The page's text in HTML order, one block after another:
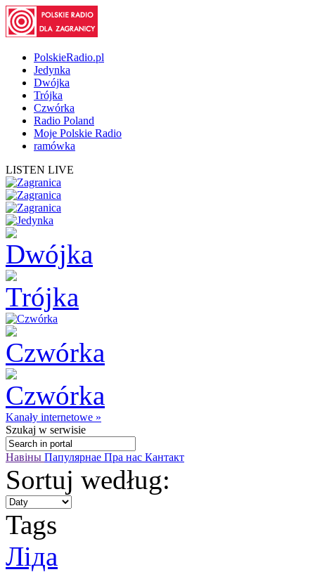
PolskieRadio.pl
Jedynka
Dwójka
Trójka
Czwórka
Radio Poland
Moje Polskie Radio
ramówka
LISTEN LIVE
Kanały internetowe »
Szukaj w serwisie
Навіны Папулярнае Пра нас Кантакт
Sortuj według:
Tags
Ліда